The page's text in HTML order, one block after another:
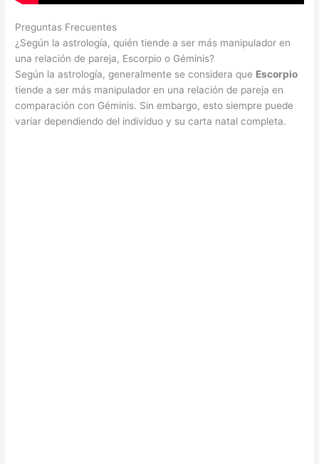
Preguntas Frecuentes
¿Según la astrología, quién tiende a ser más manipulador en
una relación de pareja, Escorpio o Géminis?
Según la astrología, generalmente se considera que Escorpio
tiende a ser más manipulador en una relación de pareja en
comparación con Géminis. Sin embargo, esto siempre puede
variar dependiendo del individuo y su carta natal completa.